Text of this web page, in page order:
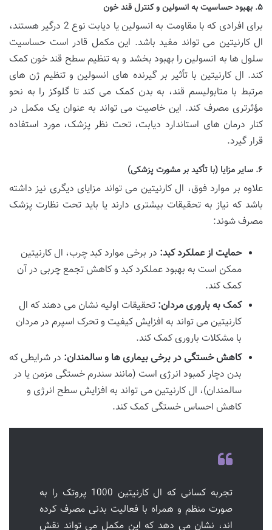
۵. بهبود حساسیت به انسولین و کنترل قند خون
برای افرادی که با مقاومت به انسولین یا دیابت نوع 2 درگیر هستند،
ال کارنیتین می تواند مفید باشد. این مکمل قادر است حساسیت
سلول ها به انسولین را بهبود بخشد و به تنظیم سطح قند خون کمک
کند. ال کارنیتین با تأثیر بر گیرنده های انسولین و تنظیم ژن های
مرتبط با متابولیسم قند، به بدن کمک می کند تا گلوکز را به نحو
مؤثرتری مصرف کند. این خاصیت می تواند به عنوان یک مکمل در
کنار درمان های استاندارد دیابت، تحت نظر پزشک، مورد استفاده
قرار گیرد.
۶. سایر مزایا (با تأکید بر مشورت پزشکی)
علاوه بر موارد فوق، ال کارنیتین می تواند مزایای دیگری نیز داشته
باشد که نیاز به تحقیقات بیشتری دارند یا باید تحت نظارت پزشک
مصرف شوند:
حمایت از عملکرد کبد: در برخی موارد کبد چرب، ال کارنیتین
ممکن است به بهبود عملکرد کبد و کاهش تجمع چربی در آن
کمک کند.
کمک به باروری مردان: تحقیقات اولیه نشان می دهند که ال
کارنیتین می تواند به افزایش کیفیت و تحرک اسپرم در مردان
با مشکلات باروری کمک کند.
کاهش خستگی در برخی بیماری ها و سالمندان: در شرایطی که
بدن دچار کمبود انرژی است (مانند سندرم خستگی مزمن یا در
سالمندان)، ال کارنیتین می تواند به افزایش سطح انرژی و
کاهش احساس خستگی کمک کند.
تجربه کسانی که ال کارنیتین 1000 پروتک را به
صورت منظم و همراه با فعالیت بدنی مصرف کرده
اند، نشان می دهد که این مکمل می تواند نقش